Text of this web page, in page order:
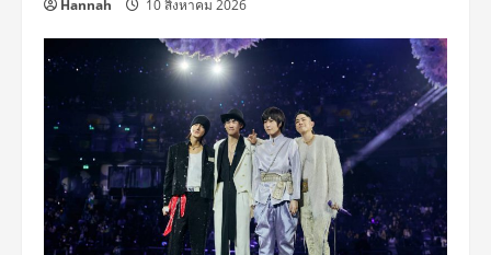
Hannah 10 สิงหาคม 2026